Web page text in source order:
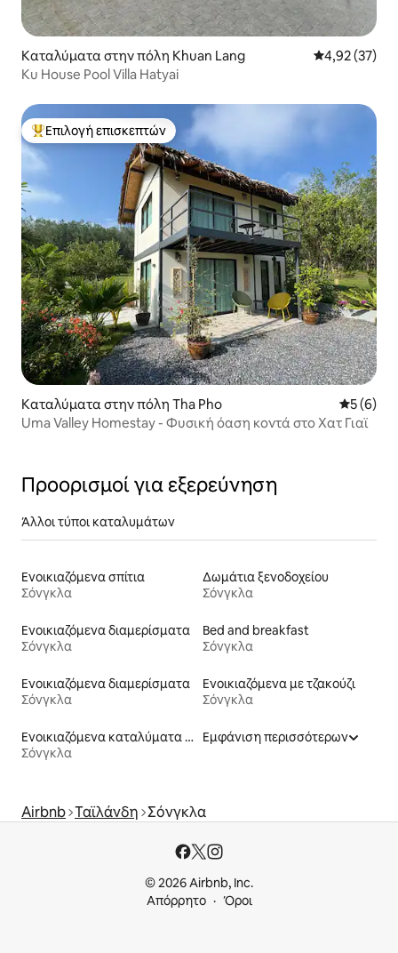
Καταλύματα στην πόλη Khuan Lang Μέση
4,92 (37)
Ku House Pool Villa Hatyai
Κορυφαία επιλογή επισκεπτών
Επιλογή επισκεπτών
Καταλύματα στην πόλη Tha Pho Μέση
5 (6)
Uma Valley Homestay - Φυσική όαση κοντά στο Χατ Γιαϊ
Προορισμοί για εξερεύνηση
Άλλοι τύποι καταλυμάτων
Ενοικιαζόμενα σπίτια
Σόνγκλα
Δωμάτια ξενοδοχείου
Σόνγκλα
Ενοικιαζόμενα διαμερίσματα
Σόνγκλα
Bed and breakfast
Σόνγκλα
Ενοικιαζόμενα διαμερίσματα
Σόνγκλα
Ενοικιαζόμενα με τζακούζι
Σόνγκλα
Ενοικιαζόμενα καταλύματα με πισίνα
Σόνγκλα
Εμφάνιση περισσότερων
Airbnb Ταϊλάνδη Σόνγκλα
© 2026 Airbnb, Inc.
Απόρρητο
Όροι